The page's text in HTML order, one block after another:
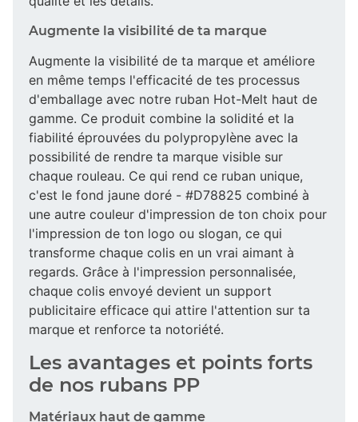
Augmente la visibilité de ta marque
Augmente la visibilité de ta marque et améliore
en même temps l'efficacité de tes processus
d'emballage avec notre ruban Hot-Melt haut de
gamme. Ce produit combine la solidité et la
fiabilité éprouvées du polypropylène avec la
possibilité de rendre ta marque visible sur
chaque rouleau. Ce qui rend ce ruban unique,
c'est le fond jaune doré - #D78825 combiné à
une autre couleur d'impression de ton choix pour
l'impression de ton logo ou slogan, ce qui
transforme chaque colis en un vrai aimant à
regards. Grâce à l'impression personnalisée,
chaque colis envoyé devient un support
publicitaire efficace qui attire l'attention sur ta
marque et renforce ta notoriété.
Les avantages et points forts
de nos rubans PP
Matériaux haut de gamme